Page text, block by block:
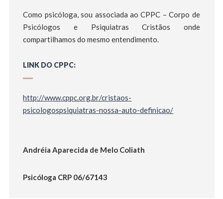
Como psicóloga, sou associada ao CPPC – Corpo de
Psicólogos e Psiquiatras Cristãos onde
compartilhamos do mesmo entendimento.
LINK DO CPPC:
http://www.cppc.org.br/cristaos-
psicologospsiquiatras-nossa-auto-definicao/
Andréia Aparecida de Melo Coliath
Psicóloga CRP 06/67143